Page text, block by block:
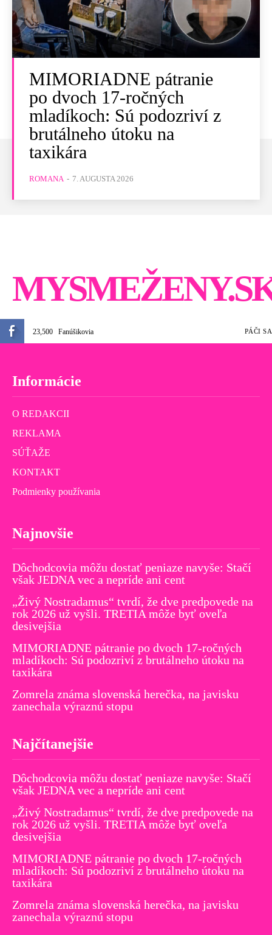
MIMORIADNE pátranie
po dvoch 17-ročných
mladíkoch: Sú podozriví z
brutálneho útoku na
taxikára
ROMANA - 7. AUGUSTA 2026
23,500 Fanúšikovia PÁČI SA
Informácie
O REDAKCII
REKLAMA
SÚŤAŽE
KONTAKT
Podmienky používania
Najnovšie
Dôchodcovia môžu dostať peniaze navyše: Stačí
však JEDNA vec a nepríde ani cent
„Živý Nostradamus“ tvrdí, že dve predpovede na
rok 2026 už vyšli. TRETIA môže byť oveľa
desivejšia
MIMORIADNE pátranie po dvoch 17-ročných
mladíkoch: Sú podozriví z brutálneho útoku na
taxikára
Zomrela známa slovenská herečka, na javisku
zanechala výraznú stopu
Najčítanejšie
Dôchodcovia môžu dostať peniaze navyše: Stačí
však JEDNA vec a nepríde ani cent
„Živý Nostradamus“ tvrdí, že dve predpovede na
rok 2026 už vyšli. TRETIA môže byť oveľa
desivejšia
MIMORIADNE pátranie po dvoch 17-ročných
mladíkoch: Sú podozriví z brutálneho útoku na
taxikára
Zomrela známa slovenská herečka, na javisku
zanechala výraznú stopu